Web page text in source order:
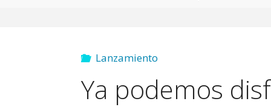
Lanzamiento
Ya podemos